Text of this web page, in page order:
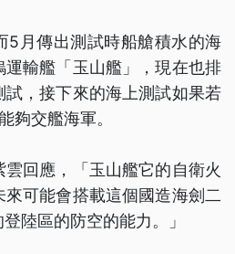
5月傳出測試時船艙積水的海
輸艦「玉山艦」，現在也排
，接下來的海上測試如果若
夠交艦海軍。
回應，「玉山艦它的自衛火
可能會搭載這個國造海劍二
陸區的防空的能力。」